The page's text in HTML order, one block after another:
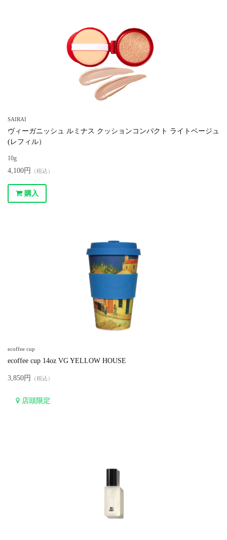
SAIRAI
ヴィーガニッシュ ルミナス クッションコンパクト ライトベージュ
(レフィル）
10g
4,100円 （税込）
購入
ecoffee cup
ecoffee cup 14oz VG YELLOW HOUSE
3,850円 （税込）
店頭限定